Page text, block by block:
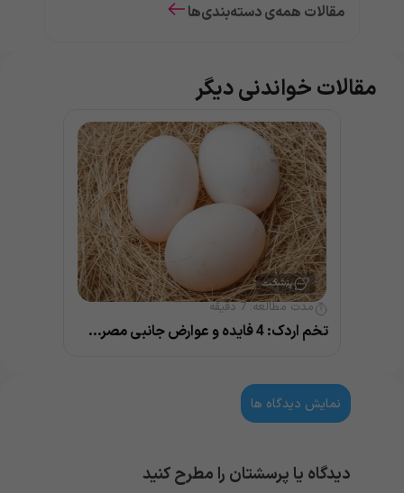
مقالات همه‌ی دسته‌بندی‌ها
مقالات خواندنی دیگر
مدت مطالعه:7 دقیقه
تخم اردک: 4 فایده و عوارض جانبی مصرف آن
نمایش دیدگاه ها
دیدگاه یا پرسشتان را مطرح کنید